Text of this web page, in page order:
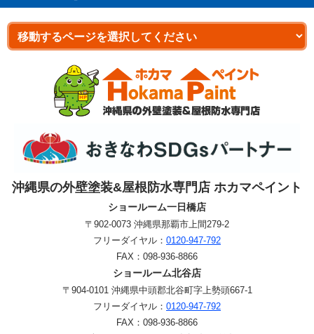
沖縄県の外壁塗装&屋根防水専門店 ホカマペイント
ショールーム一日橋店
〒902-0073 沖縄県那覇市上間279-2
フリーダイヤル： 0120-947-792
FAX： 098-936-8866
ショールーム北谷店
〒904-0101 沖縄県中頭郡北谷町字上勢頭667-1
フリーダイヤル： 0120-947-792
FAX： 098-936-8866